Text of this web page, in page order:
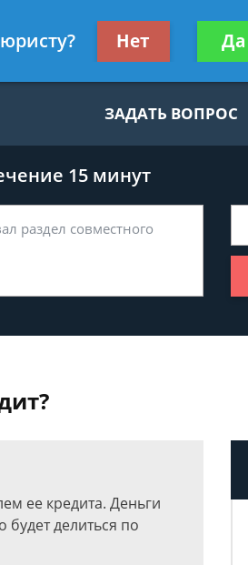
Получите
ЗАДАТЬ ВОПРОС
15 минут
ее кредита. Деньги
делиться по
Нет Да